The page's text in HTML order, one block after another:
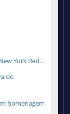
York Red...
do
homenagem